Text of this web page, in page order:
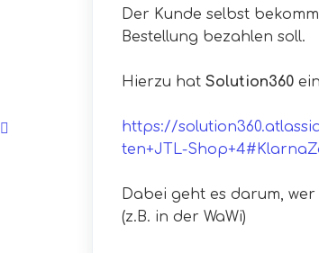
Der Kunde selbst
Bestellung bezahlen soll.
Hierzu hat Solution360
https://
ten+JTL-
Dabei geht es darum,
(z.B. in der WaWi)